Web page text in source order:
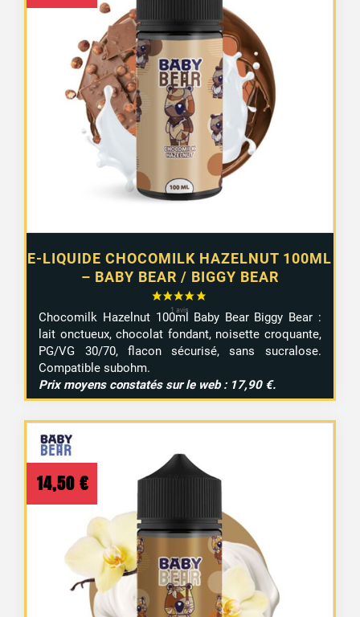
E-LIQUIDE CHOCOMILK HAZELNUT 100ML
– BABY BEAR / BIGGY BEAR
Chocomilk Hazelnut 100ml Baby Bear Biggy Bear :
lait onctueux,chocolat fondant, noisette croquante,
PG/VG 30/70, flaconsécurisé,sans sucralose.
Compatiblesubohm.
Prix moyens constatés surle web : 17,90 €.
14,50 €